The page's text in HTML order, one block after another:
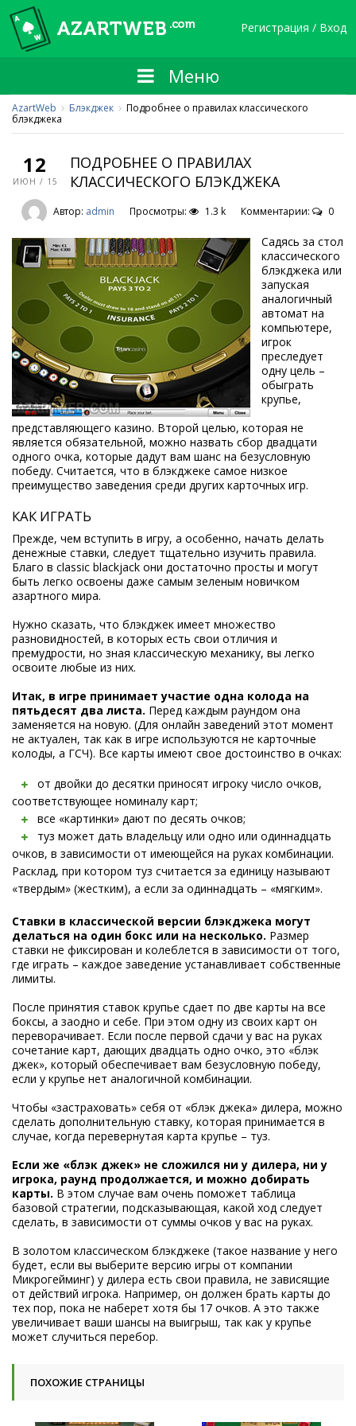
Меню
Регистрация / Вход
AzartWeb Блэкджек
Подробнее о правилах классического
блэкджека
12
ИЮН / 15
ПОДРОБНЕЕ О ПРАВИЛАХ
КЛАССИЧЕСКОГО БЛЭКДЖЕКА
Автор: admin Просмотры: 1.3 k Комментарии: 0
Садясь за стол
классического
блэкджека или
запуская
аналогичный
автомат на
компьютере,
игрок
преследует
одну цель –
обыграть
крупье,
представляющего казино. Второй целью, которая не
является обязательной, можно назвать сбор двадцати
одного очка, которые дадут вам шанс на безусловную
победу. Считается, что в блэкджеке самое низкое
преимущество заведения среди других карточных игр.
КАК ИГРАТЬ
Прежде, чем вступить в игру, а особенно, начать делать
денежные ставки, следует тщательно изучить правила.
Благо в classic blackjack они достаточно просты и могут
быть легко освоены даже самым зеленым новичком
азартного мира.
Нужно сказать, что блэкджек имеет множество
разновидностей, в которых есть свои отличия и
премудрости, но зная классическую механику, вы легко
освоите любые из них.
Итак, в игре принимает участие одна колода на
пятьдесят два листа. Перед каждым раундом она
заменяется на новую. (Для онлайн заведений этот момент
не актуален, так как в игре используются не карточные
колоды, а ГСЧ). Все карты имеют свое достоинство в очках:
от двойки до десятки приносят игроку число очков,
соответствующее номиналу карт;
все «картинки» дают по десять очков;
туз может дать владельцу или одно или одиннадцать
очков, в зависимости от имеющейся на руках комбинации.
Расклад, при котором туз считается за единицу называют
«твердым» (жестким), а если за одиннадцать – «мягким».
Ставки в классической версии блэкджека могут
делаться на один бокс или на несколько. Размер
ставки не фиксирован и колеблется в зависимости от того,
где играть – каждое заведение устанавливает собственные
лимиты.
После принятия ставок крупье сдает по две карты на все
боксы, а заодно и себе. При этом одну из своих карт он
переворачивает. Если после первой сдачи у вас на руках
сочетание карт, дающих двадцать одно очко, это «блэк
джек», который обеспечивает вам безусловную победу,
если у крупье нет аналогичной комбинации.
Чтобы «застраховать» себя от «блэк джека» дилера, можно
сделать дополнительную ставку, которая принимается в
случае, когда перевернутая карта крупье – туз.
Если же «блэк джек» не сложился ни у дилера, ни у
игрока, раунд продолжается, и можно добирать
карты. В этом случае вам очень поможет таблица
базовой стратегии, подсказывающая, какой ход следует
сделать, в зависимости от суммы очков у вас на руках.
В золотом классическом блэкджеке (такое название у него
будет, если вы выберите версию игры от компании
Микрогейминг) у дилера есть свои правила, не зависящие
от действий игрока. Например, он должен брать карты до
тех пор, пока не наберет хотя бы 17 очков. А это также
увеличивает ваши шансы на выигрыш, так как у крупье
может случиться перебор.
ПОХОЖИЕ СТРАНИЦЫ